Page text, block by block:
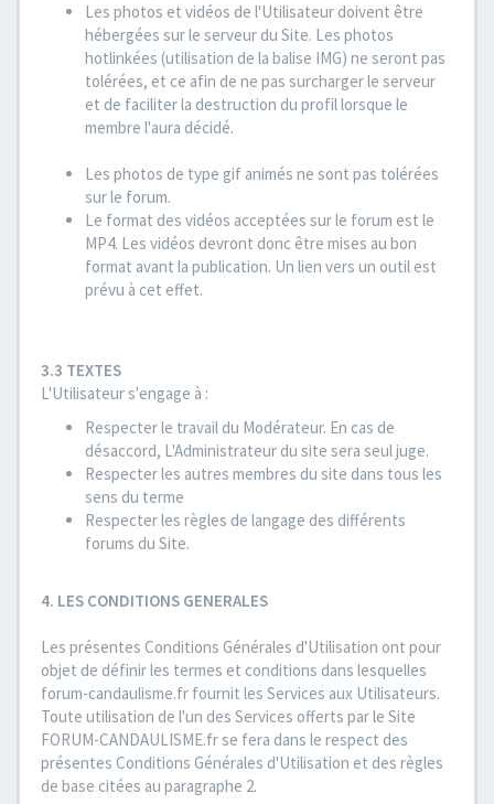
Les photos et vidéos de l'Utilisateur doivent être
hébergées sur le serveur du Site. Les photos
hotlinkées (utilisation de la balise IMG) ne seront pas
tolérées, et ce afin de ne pas surcharger le serveur
et de faciliter la destruction du profil lorsque le
membre l'aura décidé.
Les photos de type gif animés ne sont pas tolérées
sur le forum.
Le format des vidéos acceptées sur le forum est le
MP4. Les vidéos devront donc être mises au bon
format avant la publication. Un lien vers un outil est
prévu à cet effet.
3.3 TEXTES
L'Utilisateur s'engage à :
Respecter le travail du Modérateur. En cas de
désaccord, L'Administrateur du site sera seul juge.
Respecter les autres membres du site dans tous les
sens du terme
Respecter les règles de langage des différents
forums du Site.
4. LES CONDITIONS GENERALES
Les présentes Conditions Générales d'Utilisation ont pour
objet de définir les termes et conditions dans lesquelles
forum-candaulisme.fr fournit les Services aux Utilisateurs.
Toute utilisation de l'un des Services offerts par le Site
FORUM-CANDAULISME.fr se fera dans le respect des
présentes Conditions Générales d'Utilisation et des règles
de base citées au paragraphe 2.